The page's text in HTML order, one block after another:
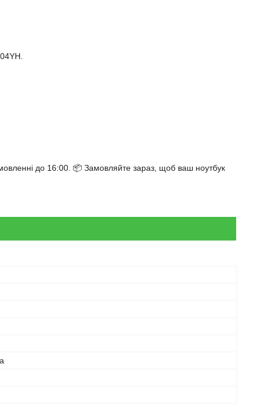
до 16:00. 📦 Замовляйте зараз, щоб ваш ноутбук